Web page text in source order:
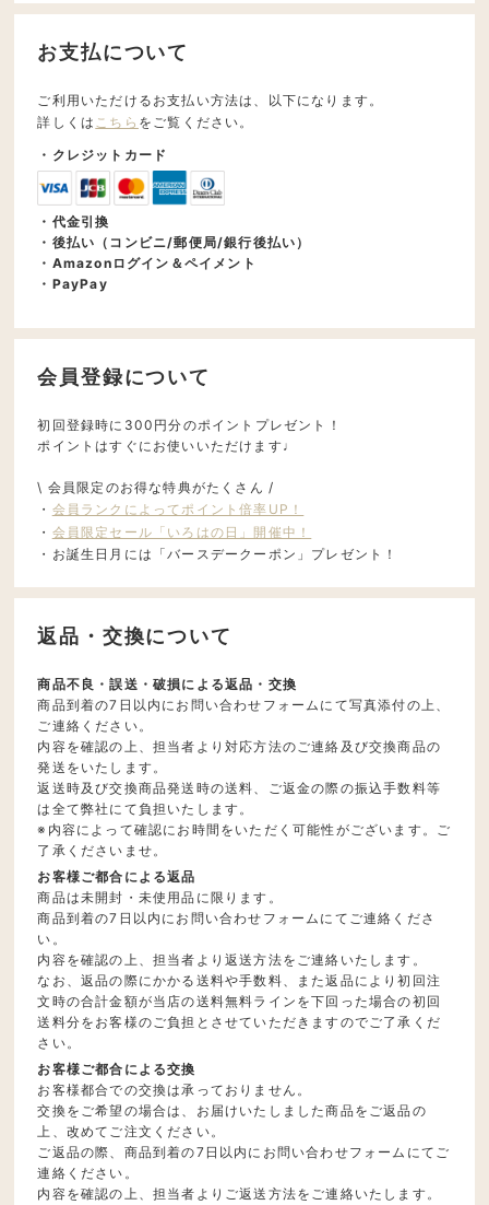
お支払について
ご利用いただけるお支払い方法は、以下になります。
詳しくは こちら をご覧ください。
・クレジットカード
・代金引換
・後払い（コンビニ/郵便局/銀行後払い）
・Amazonログイン＆ペイメント
・PayPay
会員登録について
初回登録時に300円分のポイントプレゼント！
ポイントはすぐにお使いいただけます♩
\ 会員限定のお得な特典がたくさん /
・ 会員ランクによってポイント倍率UP！
・ 会員限定セール「いろはの日」開催中！
・お誕生日月には「バースデークーポン」プレゼント！
返品・交換について
商品不良・誤送・破損による返品・交換
商品到着の7日以内にお問い合わせフォームにて写真添付の上、
ご連絡ください。
内容を確認の上、担当者より対応方法のご連絡及び交換商品の
発送をいたします。
返送時及び交換商品発送時の送料、ご返金の際の振込手数料等
は全て弊社にて負担いたします。
※内容によって確認にお時間をいただく可能性がございます。ご
了承くださいませ。
お客様ご都合による返品
商品は未開封・未使用品に限ります。
商品到着の7日以内にお問い合わせフォームにてご連絡くださ
い。
内容を確認の上、担当者より返送方法をご連絡いたします。
なお、返品の際にかかる送料や手数料、また返品により初回注
文時の合計金額が当店の送料無料ラインを下回った場合の初回
送料分をお客様のご負担とさせていただきますのでご了承くだ
さい。
お客様ご都合による交換
お客様都合での交換は承っておりません。
交換をご希望の場合は、お届けいたしました商品をご返品の
上、改めてご注文ください。
ご返品の際、商品到着の7日以内にお問い合わせフォームにてご
連絡ください。
内容を確認の上、担当者よりご返送方法をご連絡いたします。